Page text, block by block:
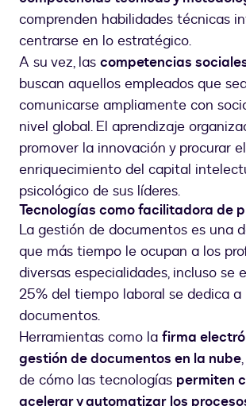
comprenden habilidades técnicas
centrarse en lo estratégico.
A su vez, las competencias
buscan aquellos empleados que
comunicarse ampliamente con
nivel global. El aprendizaje
promover la innovación y procurar el
enriquecimiento del capital
psicológico de sus líderes.
Tecnologías como facilitadora de
La gestión de documentos es una
que más tiempo le ocupan a los
diversas especialidades, incluso se
25% del tiempo laboral se dedica
documentos.
Herramientas como la firma
gestión de documentos en la nube
de cómo las tecnologías permiten
acelerar y automatizar los